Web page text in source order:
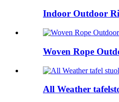
Indoor Outdoor
Woven Rope
All Weather